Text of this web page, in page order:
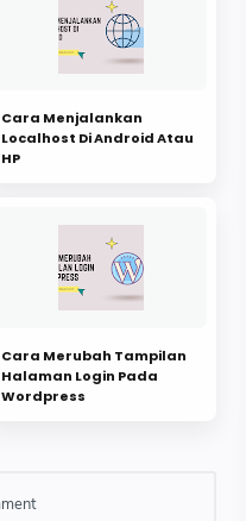
Cara Menjalankan
Localhost Di Android Atau
HP
Cara Merubah Tampilan
Halaman Login Pada
Wordpress